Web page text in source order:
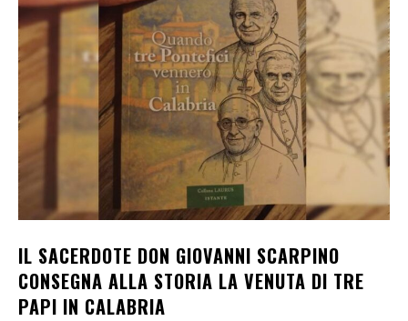
IL SACERDOTE DON GIOVANNI SCARPINO
CONSEGNA ALLA STORIA LA VENUTA DI TRE
PAPI IN CALABRIA